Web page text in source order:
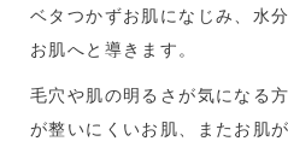
ベタつかずお肌になじみ、水
お肌へと導きます。
毛穴や肌の明るさが気になる
が整いにくいお肌、またお肌